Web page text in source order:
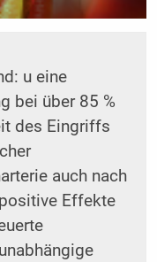
u eine
bei über 85 %
des Eingriffs
auch nach
Effekte